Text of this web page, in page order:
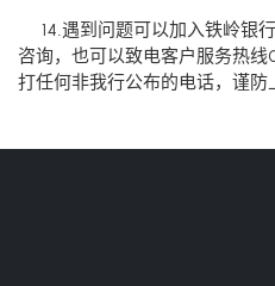
14.遇到问题可以加入铁岭银
咨询，也可以致电客户服务热
打任何非我行公布的电话，谨防